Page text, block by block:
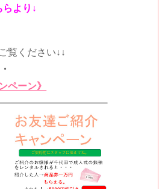
より↓
覧ください↓↓
ペーン》